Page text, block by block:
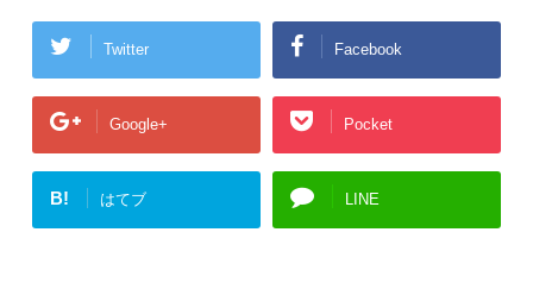
Twitter Facebook
Google+ Pocket
B! はてブ LINE